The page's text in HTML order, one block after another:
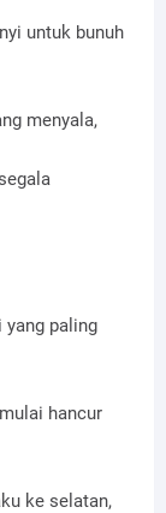
untuk bunuh
menyala,
yang paling
hancur
ke selatan,